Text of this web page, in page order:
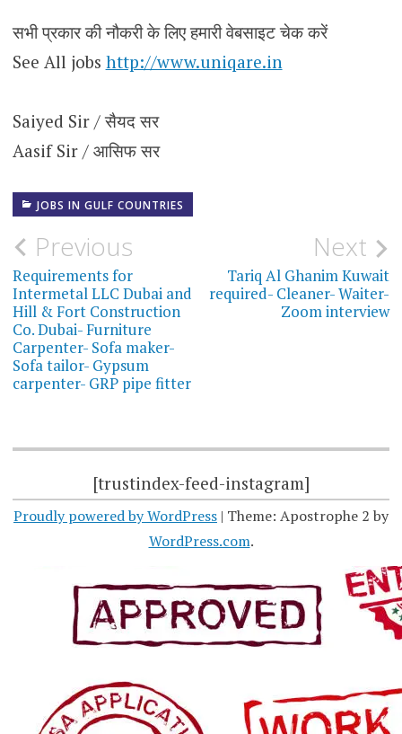
सभी प्रकार की नौकरी के लिए हमारी वेबसाइट चेक करें
See All jobs http://www.uniqare.in
Saiyed Sir / सैयद सर
Aasif Sir / आसिफ सर
JOBS IN GULF COUNTRIES
Post
navigation
Previous
Requirements for
Intermetal LLC Dubai and
Hill & Fort Construction
Co. Dubai- Furniture
Carpenter- Sofa maker-
Sofa tailor- Gypsum
carpenter- GRP pipe fitter
Next
Tariq Al Ghanim Kuwait
required- Cleaner- Waiter-
Zoom interview
[trustindex-feed-instagram]
Proudly powered by WordPress | Theme: Apostrophe 2 by
WordPress.com.